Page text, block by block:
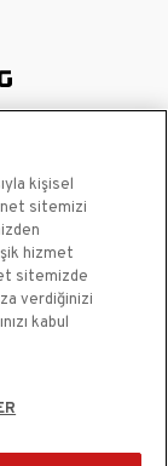
No 3F/1-E Blok
kişisel
sitemizi
hizmet
sitemizde
verdiğinizi
kabul